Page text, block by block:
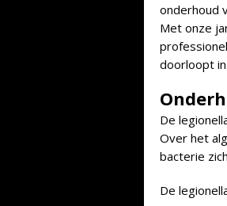
onderhoud
Met onze
doorloopt in
De
Over het
bacterie
De